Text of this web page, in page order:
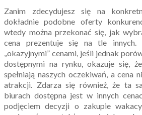
Zanim zdecydujesz się na
dokładnie podobne oferty
wtedy można przekonać się, jak
cena prezentuje się na tle innych.
,,okazyjnymi” cenami, jeśli jednak
dostępnymi na rynku, okazuje się,
spełniają naszych oczekiwań, a cena
atrakcji. Zdarza się również, że ta
biurach dostępna jest w innych
podjęciem decyzji o zakupie